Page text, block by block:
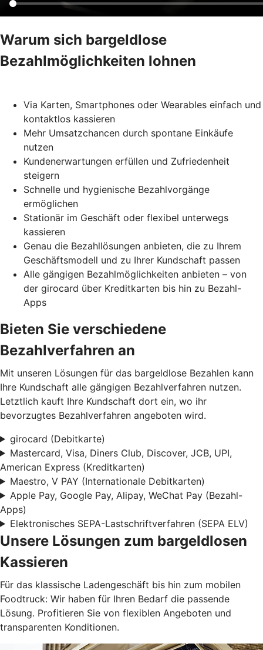
Warum sich bargeldlose
Bezahlmöglichkeiten lohnen
Via Karten, Smartphones oder Wearables einfach und
kontaktlos kassieren
Mehr Umsatzchancen durch spontane Einkäufe
nutzen
Kundenerwartungen erfüllen und Zufriedenheit
steigern
Schnelle und hygienische Bezahlvorgänge
ermöglichen
Stationär im Geschäft oder flexibel unterwegs
kassieren
Genau die Bezahllösungen anbieten, die zu Ihrem
Geschäftsmodell und zu Ihrer Kundschaft passen
Alle gängigen Bezahlmöglichkeiten anbieten – von
der girocard über Kreditkarten bis hin zu Bezahl-
Apps
Bieten Sie verschiedene
Bezahlverfahren an
Mit unseren Lösungen für das bargeldlose Bezahlen kann
Ihre Kundschaft alle gängigen Bezahlverfahren nutzen.
Letztlich kauft Ihre Kundschaft dort ein, wo ihr
bevorzugtes Bezahlverfahren angeboten wird.
girocard (Debitkarte)
Mastercard, Visa, Diners Club, Discover, JCB, UPI,
American Express (Kreditkarten)
Maestro, V PAY (Internationale Debitkarten)
Apple Pay, Google Pay, Alipay, WeChat Pay (Bezahl-
Apps)
Elektronisches SEPA-Lastschriftverfahren (SEPA ELV)
Unsere Lösungen zum bargeldlosen
Kassieren
Für das klassische Ladengeschäft bis hin zum mobilen
Foodtruck: Wir haben für Ihren Bedarf die passende
Lösung. Profitieren Sie von flexiblen Angeboten und
transparenten Konditionen.